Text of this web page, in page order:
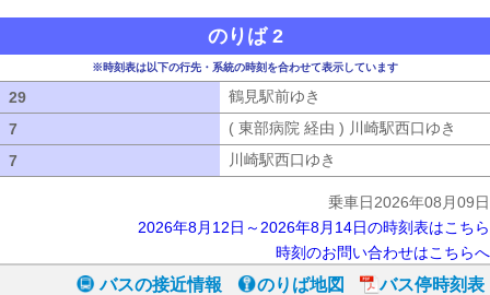
のりば 2
※時刻表は以下の行先・系統の時刻を合わせて表示しています
29 鶴見駅前ゆき
7
( 東部病院 経由 ) 川崎駅西口ゆき
7
川崎駅西口ゆき
乗車日2026年08月09日
2026年8月12日～2026年8月14日の時刻表はこちら
時刻のお問い合わせはこちらへ
バスの接近情報 のりば地図
バス停時刻表